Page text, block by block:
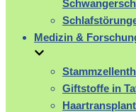
Medizin &
Giftstoffe in